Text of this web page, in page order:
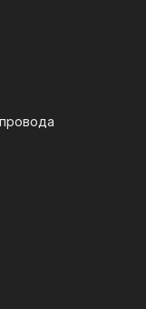
Вы можете
действуем
газовые